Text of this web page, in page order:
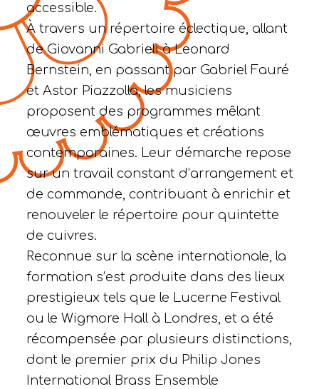
accessible.
À travers un répertoire éclectique, allant
de Giovanni Gabrieli à Leonard
Bernstein, en passant par Gabriel Fauré
et Astor Piazzolla, les musiciens
proposent des programmes mêlant
œuvres emblématiques et créations
contemporaines. Leur démarche repose
sur un travail constant d’arrangement et
de commande, contribuant à enrichir et
renouveler le répertoire pour quintette
de cuivres.
Reconnue sur la scène internationale, la
formation s’est produite dans des lieux
prestigieux tels que le Lucerne Festival
ou le Wigmore Hall à Londres, et a été
récompensée par plusieurs distinctions,
dont le premier prix du Philip Jones
International Brass Ensemble